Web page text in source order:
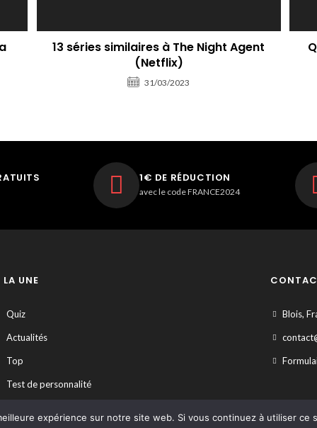
13 séries similaires à The Night Agent
(Netflix)
31/03/2023
1€ DE RÉDUCTION
avec le code FRANCE2024
LA UNE
Quiz
Actualités
Top
Test de personnalité
Blois,
expérience sur notre site web. Si vous continuez à utiliser